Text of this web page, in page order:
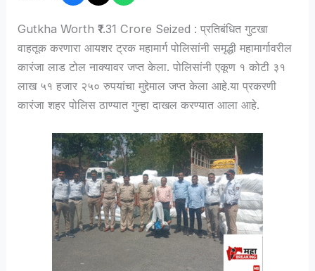
Gutkha Worth ₹1.31 Crore Seized : प्रतिबंधित गुटखा
वाहतूक करणारा आयशर ट्रक महामार्ग पोलिसांनी समृद्धी महामार्गावरील
कारंजा लाड टोल नाक्यावर जप्त केला. पोलिसांनी एकूण १ कोटी ३१
लाख ५१ हजार २५० रुपयांचा मुद्देमाल जप्त केला आहे.या प्रकरणी
कारंजा शहर पोलिस ठाण्यात गुन्हा दाखल करण्यात आला आहे.